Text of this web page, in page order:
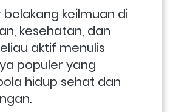
keilmuan di
kesehatan, dan
aktif menulis
populer yang
hidup sehat dan